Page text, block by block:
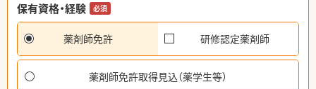
保有資格・経験
必須
薬剤師免許 研修認定薬剤師
薬剤師免許取得見込（薬学生等）